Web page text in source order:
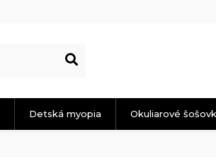
Detská myopia Okuliarové